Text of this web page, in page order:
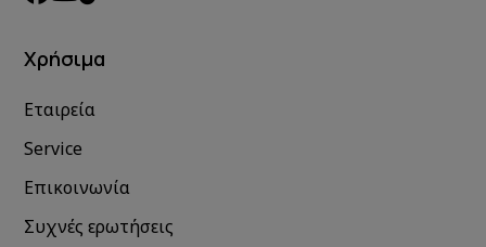
Χρήσιμα
Εταιρεία
Service
Επικοινωνία
Συχνές ερωτήσεις